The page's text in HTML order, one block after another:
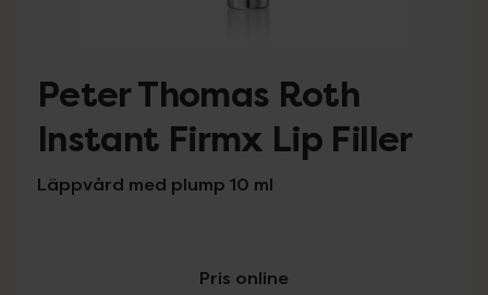
Peter Thomas Roth
Instant Firmx Lip Filler
Läppvård med plump 10 ml
Pris online